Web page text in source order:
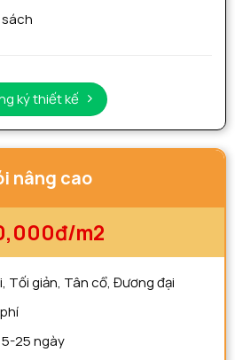
ký thiết kế
nâng cao
m2
Tối giản, Tân cổ, Đương đại
25 ngày